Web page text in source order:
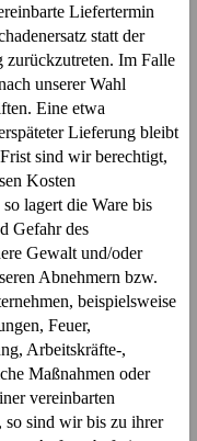
Liefertermin
statt der
zurückzutreten. Im Falle
unserer Wahl
Eine etwa
Lieferung bleibt
sind wir berechtigt,
Kosten
lagert die Ware bis
Gefahr des
Gewalt und/oder
Abnehmern bzw.
beispielsweise
Feuer,
Arbeitskräfte-,
Maßnahmen oder
vereinbarten
so sind wir bis zu ihrer